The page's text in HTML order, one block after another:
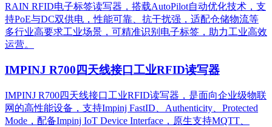
RAIN RFID电子标签读写器，搭载AutoPilot自动优化技术，支
持PoE与DC双供电，性能可靠、抗干扰强，适配仓储物流等
多行业高要求工业场景，可精准识别电子标签，助力工业高效
运营。​
IMPINJ R700四天线接口工业RFID读写器
IMPINJ R700四天线接口工业RFID读写器，是面向企业级物联
网的高性能设备，支持Impinj FastID、Authenticity、Protected
Mode，配备Impinj IoT Device Interface，原生支持MQTT、